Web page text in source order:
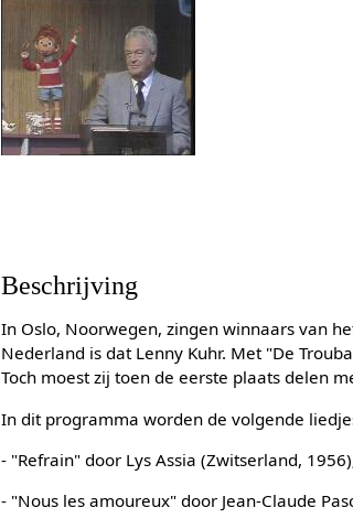
Beschrijving
In Oslo, Noorwegen, zingen winnaars van
Nederland is dat Lenny Kuhr. Met "De
Toch moest zij toen de eerste plaats delen
In dit programma worden de volgende
- "Refrain" door Lys Assia (Zwitserland,
- "Nous les amoureux" door Jean-Claude